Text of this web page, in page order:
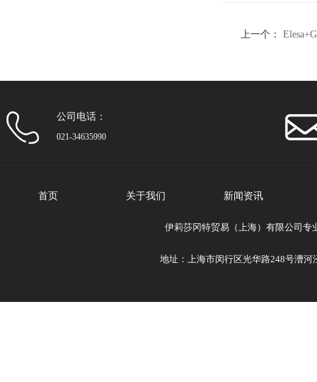
上一个：
公司电话：
021-34635990
首页 关于我们 新闻资讯
伊莉莎冈特贸易（上海）有限公司专
地址：上海市闵行区光华路248号漕